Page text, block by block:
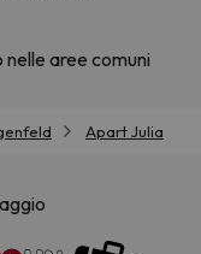
aree comuni
Apart Julia